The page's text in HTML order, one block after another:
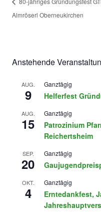
Almröserl Oberneukirchen
Anstehende
AUG.
9
Ganztägig
Helferfest
AUG.
15
Ganztägig
Patrozinium
Reichertsheim
SEP.
20
Ganztägig
OKT.
4
Ganztägig
Erntedankfest,